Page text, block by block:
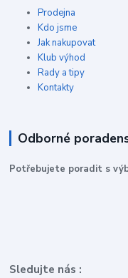
Prodejna
Kdo jsme
Jak nakupovat
Klub výhod
Rady a tipy
Kontakty
Odborné
Potřebujete poradit s
Sledujte nás :